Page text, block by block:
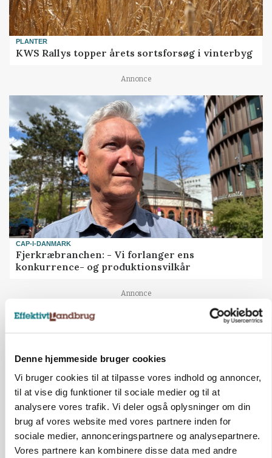
Denne hjemmeside bruger cookies
Vi bruger cookies til at tilpasse vores indhold og annoncer,
til at vise dig funktioner til sociale medier og til at
analysere vores trafik. Vi deler også oplysninger om din
brug af vores website med vores partnere inden for
sociale medier, annonceringspartnere og analysepartnere.
Vores partnere kan kombinere disse data med andre
PLANTER
KWS Rallys topper årets sortsforsøg i vinterbyg
Annonce
CAP-I-DANMARK
Fjerkræbranchen: - Vi forlanger ens
konkurrence- og produktionsvilkår
Annonce
BUSINESS
Ejer eller medejer? Nyt tv-format udfordrer
Loading...